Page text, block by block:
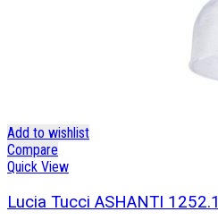
Add to wishlist
Compare
Quick View
Lucia Tucci ASHANTI 1252.1